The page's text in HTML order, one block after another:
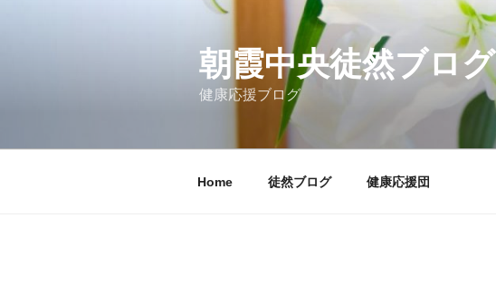
朝霞中央徒然ブログ
健康応援ブログ
Home 徒然ブログ 健康応援団